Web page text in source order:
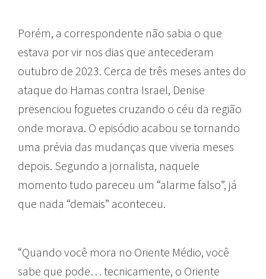
Porém, a correspondente não sabia o que
estava por vir nos dias que antecederam
outubro de 2023. Cerca de três meses antes do
ataque do Hamas contra Israel, Denise
presenciou foguetes cruzando o céu da região
onde morava. O episódio acabou se tornando
uma prévia das mudanças que viveria meses
depois. Segundo a jornalista, naquele
momento tudo pareceu um “alarme falso”, já
que nada “demais” aconteceu.
“Quando você mora no Oriente Médio, você
sabe que pode… tecnicamente, o Oriente